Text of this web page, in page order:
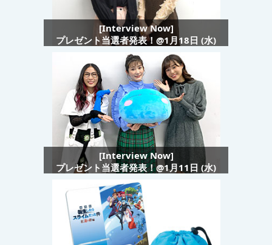
[Interview Now]
プレゼント当選者発表！@1月18日 (水)
[Interview Now]
プレゼント当選者発表！@1月11日 (水)